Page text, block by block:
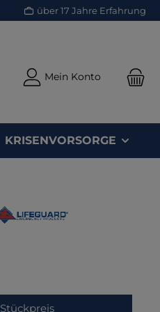
über 17 Jahre Erfahrung
Du hast 0 Produkte auf dem
Mein Konto
KRISENVORSORGE
Stückpreis